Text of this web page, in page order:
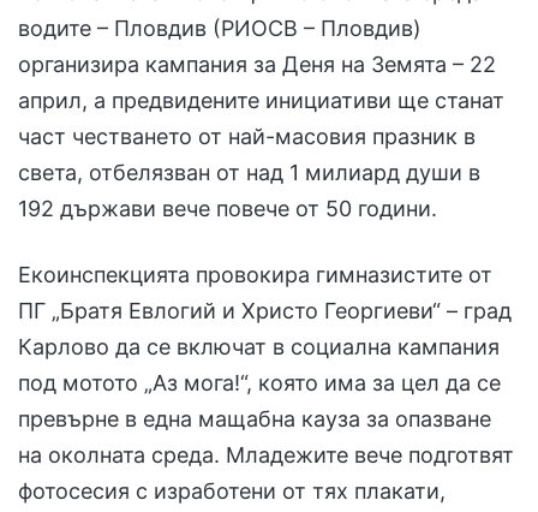
водите – Пловдив (РИОСВ – Пловдив)
организира кампания за Деня на Земята – 22
април, а предвидените инициативи ще станат
част честването от най-масовия празник в
света, отбелязван от над 1 милиард души в
192 държави вече повече от 50 години.
Екоинспекцията провокира гимназистите от
ПГ „Братя Евлогий и Христо Георгиеви“ – град
Карлово да се включат в социална кампания
под мотото „Аз мога!“, която има за цел да се
превърне в една мащабна кауза за опазване
на околната среда. Младежите вече подготвят
фотосесия с изработени от тях плакати,